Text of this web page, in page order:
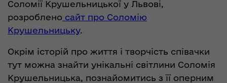
Соломії Крушельницької у Львові,
розроблено сайт про Соломію
Крушельницьку.
Окрім історій про життя і творчість співачки
тут можна знайти унікальні світлини Соломія
Крушельницька, познайомитись з її оперним